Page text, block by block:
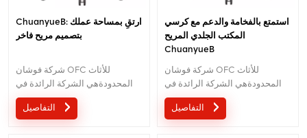
ChuanyueB: ارتقِ بمساحة عملك
بتصميم مريح فاخر
شركة فوشان OFC للأثاث
المحدودةهي الشركة الرائدة في
تصنيع الكراسي المكتبية المريحة
عالية الجودة.مع 5 سنوات من
استمتع بالفخامة والدعم مع كرسي
المكتب الجلدي المريح
ChuanyueB
شركة فوشان OFC للأثاث
المحدودةهي الشركة الرائدة في
تصنيع الكراسي المكتبية المريحة
عالية الجودة.مع 5 سنوات من